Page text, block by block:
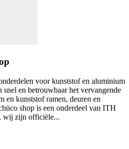
voor kunststof en aluminium
en betrouwbaar het vervangende
en kunststof ramen, deuren en
shop is een onderdeel van ITH
wij zijn officiële...